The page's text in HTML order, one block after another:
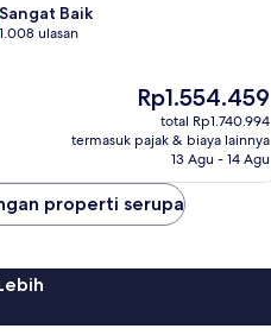
Sangat Baik
1.008 ulasan
Harga
sekarang
Rp1.554.459
Rp1.554.459
total Rp1.740.994
termasuk pajak & biaya lainnya
13 Agu - 14 Agu
properti serupa